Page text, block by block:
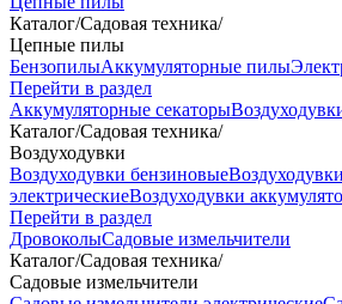
Каталог/Садовая техника/
Цепные пилы
БензопилыАккумуляторные пилы
Перейти в раздел
Аккумуляторные секаторы
Каталог/Садовая техника/
Воздуходувки
Воздуходувки бензиновыеВоздуходувки
электрическиеВоздуходувки
Перейти в раздел
ДровоколыСадовые измельчители
Каталог/Садовая техника/
Садовые измельчители